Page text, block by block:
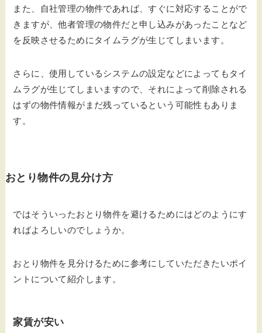
また、自社管理の物件であれば、すぐに対応することがで
きますが、他者管理の物件だと申し込みがあったことなど
を反映させるためにタイムラグが生じてしまいます。
さらに、使用しているシステムの設定などによってもタイ
ムラグが生じてしまいますので、それによって削除される
はずの物件情報がまだ残っているという可能性もありま
す。
おとり物件の見分け方
ではそういったおとり物件を避けるためにはどのようにす
ればよろしいのでしょうか。
おとり物件を見分けるために参考にしていただきたいポイ
ントについて紹介します。
家賃が安い